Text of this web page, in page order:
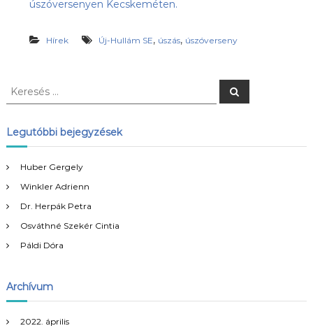
úszóversenyen Kecskeméten.
Hírek Új-Hullám SE, úszás, úszóverseny
K
e
s
s
:
K
e
s
Legutóbbi bejegyzések
Huber Gergely
Winkler Adrienn
Dr. Herpák Petra
Osváthné Szekér Cintia
Páldi Dóra
Archívum
2022. április